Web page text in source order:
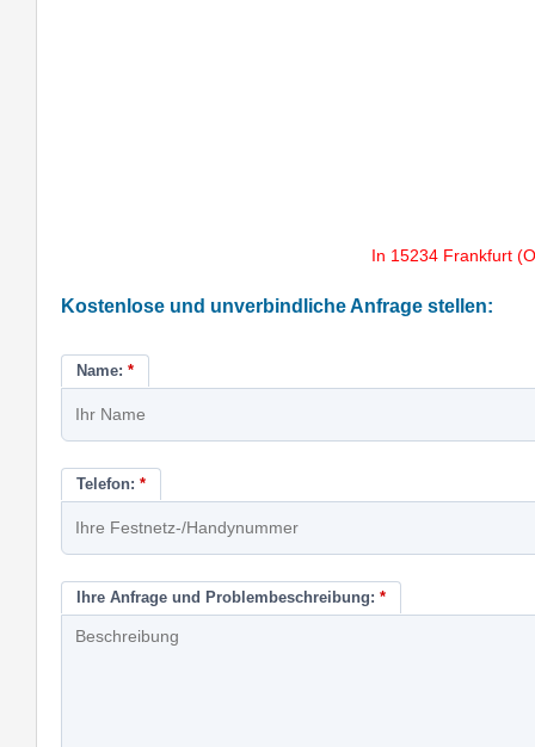
In 15234 Frankfurt
Kostenlose und unverbindliche Anfrage stellen:
Name: *
Telefon: *
Ihre Anfrage und Problembeschreibung: *